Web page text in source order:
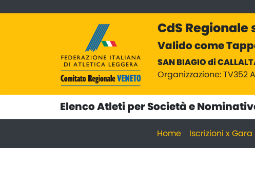
CdS Regionale
Valido come
SAN BIAGIO di
Organizzazione: TV352
Elenco Atleti per Società e
Home Iscrizioni x Gara